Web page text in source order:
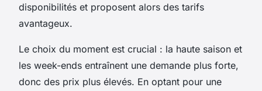
disponibilités et proposent alors des tarifs
avantageux.
Le choix du moment est crucial : la haute saison et
les week-ends entraînent une demande plus forte,
donc des prix plus élevés. En optant pour une